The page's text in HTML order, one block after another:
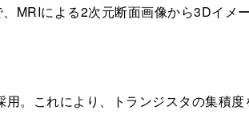
MRIによる2次元断面画像から3Dイメ
。これにより、トランジスタの集積